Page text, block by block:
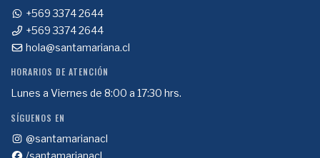
+569 3374 2644
+569 3374 2644
hola@santamariana.cl
HORARIOS DE ATENCIÓN
Lunes a Viernes de 8:00 a 17:30 hrs.
SÍGUENOS EN
@santamarianacl
/santamarianacl